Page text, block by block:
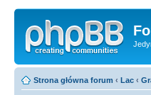
Strona główna forum ‹ Lac ‹